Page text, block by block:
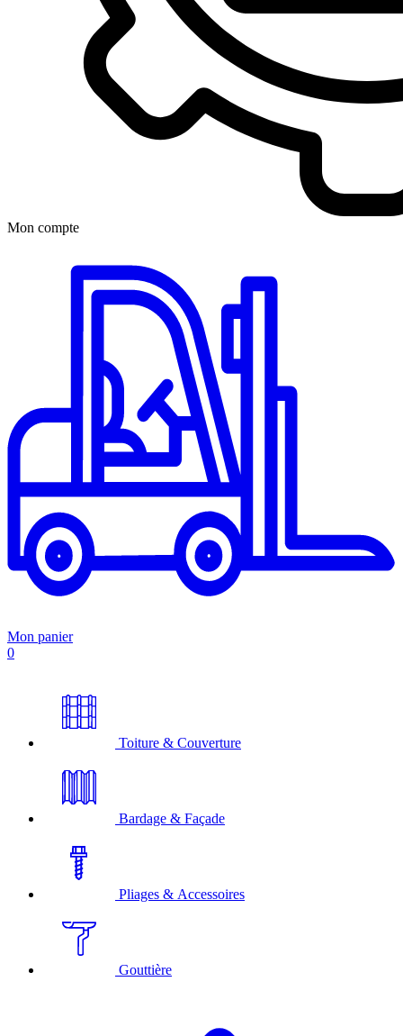
Mon compte
Mon panier
0
Toiture & Couverture
Bardage & Façade
Pliages & Accessoires
Gouttière